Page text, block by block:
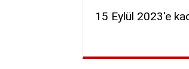
15 Eylül 2023'e